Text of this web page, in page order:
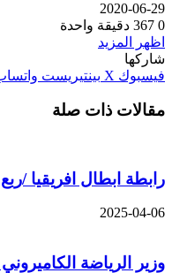
2020-06-29
0
دقيقة واحدة
اظهر المزيد
شاركها
فيسبوك ‫X بينتيريست
مقالات ذات صلة
رابطة ابطال افريقيا /
2025-04-06
وزير الرياضة